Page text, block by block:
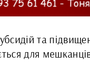
та
для